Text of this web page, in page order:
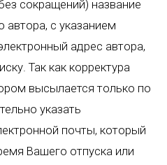
сокращений) название
автора, с указанием
адрес автора,
Так как корректура
высылается только по
указать
почты, который
Вашего отпуска или